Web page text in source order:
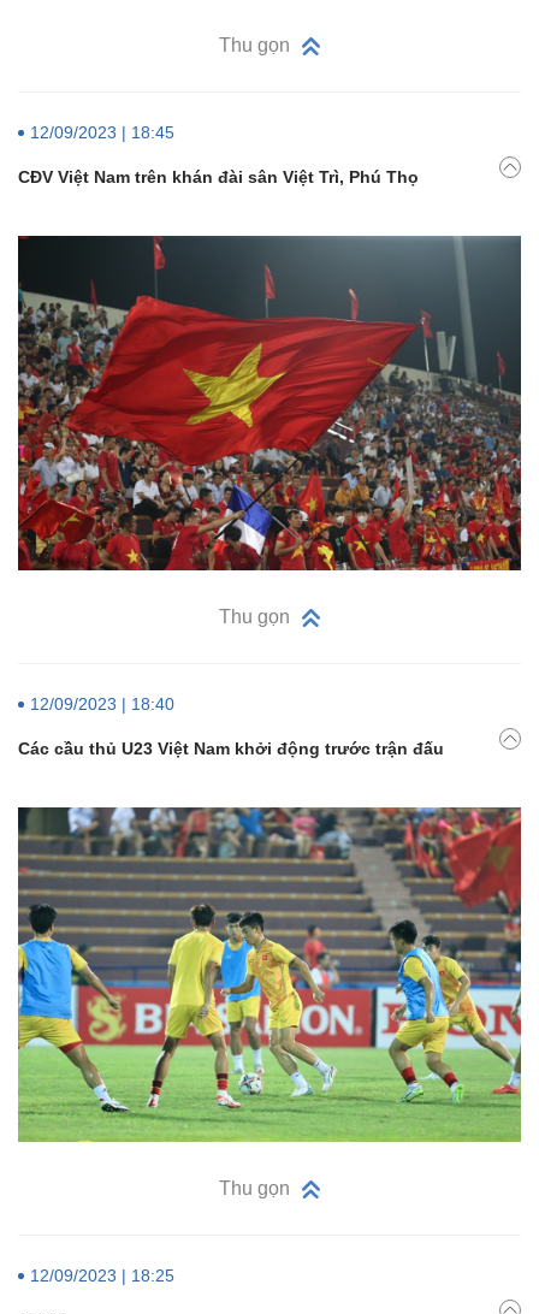
Thu gọn
12/09/2023 | 18:45
CĐV Việt Nam trên khán đài sân Việt Trì, Phú Thọ
Thu gọn
12/09/2023 | 18:40
Các cầu thủ U23 Việt Nam khởi động trước trận đấu
Thu gọn
12/09/2023 | 18:25